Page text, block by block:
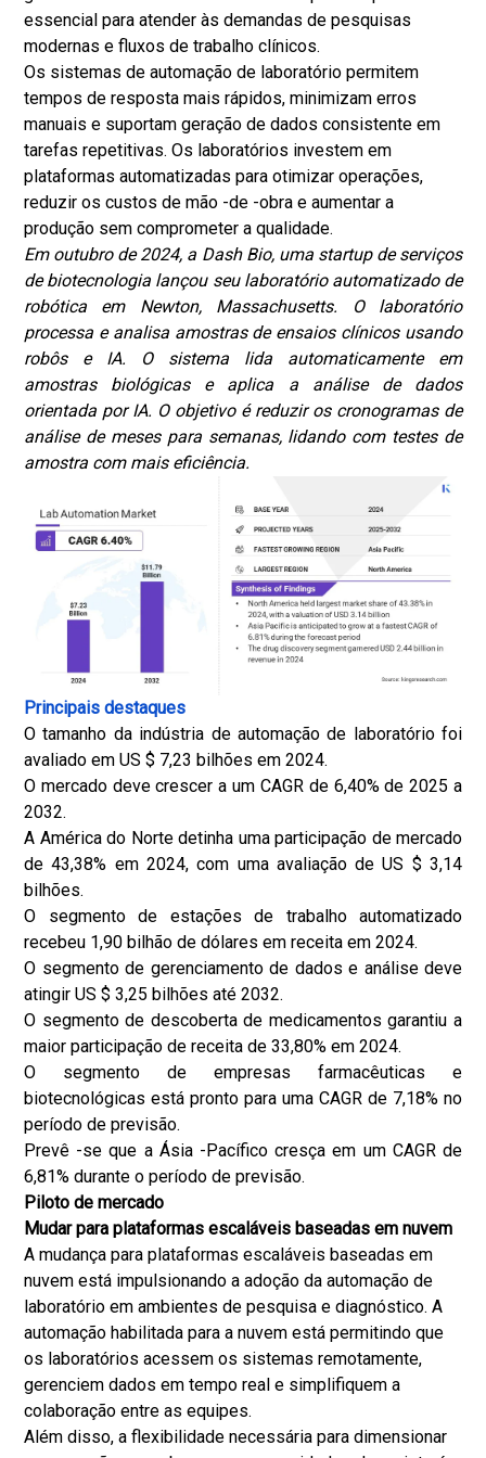
essencial para atender às demandas de pesquisas
modernas e fluxos de trabalho clínicos.
Os sistemas de automação de laboratório permitem
tempos de resposta mais rápidos, minimizam erros
manuais e suportam geração de dados consistente em
tarefas repetitivas. Os laboratórios investem em
plataformas automatizadas para otimizar operações,
reduzir os custos de mão -de -obra e aumentar a
produção sem comprometer a qualidade.
Em outubro de 2024, a Dash Bio, uma startup de serviços
de biotecnologia lançou seu laboratório automatizado de
robótica em Newton, Massachusetts. O laboratório
processa e analisa amostras de ensaios clínicos usando
robôs e IA. O sistema lida automaticamente em
amostras biológicas e aplica a análise de dados
orientada por IA. O objetivo é reduzir os cronogramas de
análise de meses para semanas, lidando com testes de
amostra com mais eficiência.
Principais destaques
O tamanho da indústria de automação de laboratório foi
avaliado em US $ 7,23 bilhões em 2024.
O mercado deve crescer a um CAGR de 6,40% de 2025 a
2032.
A América do Norte detinha uma participação de mercado
de 43,38% em 2024, com uma avaliação de US $ 3,14
bilhões.
O segmento de estações de trabalho automatizado
recebeu 1,90 bilhão de dólares em receita em 2024.
O segmento de gerenciamento de dados e análise deve
atingir US $ 3,25 bilhões até 2032.
O segmento de descoberta de medicamentos garantiu a
maior participação de receita de 33,80% em 2024.
O segmento de empresas farmacêuticas e
biotecnológicas está pronto para uma CAGR de 7,18% no
período de previsão.
Prevê -se que a Ásia -Pacífico cresça em um CAGR de
6,81% durante o período de previsão.
Piloto de mercado
Mudar para plataformas escaláveis ​​baseadas em nuvem
A mudança para plataformas escaláveis ​​baseadas em
nuvem está impulsionando a adoção da automação de
laboratório em ambientes de pesquisa e diagnóstico. A
automação habilitada para a nuvem está permitindo que
os laboratórios acessem os sistemas remotamente,
gerenciem dados em tempo real e simplifiquem a
colaboração entre as equipes.
Além disso, a flexibilidade necessária para dimensionar